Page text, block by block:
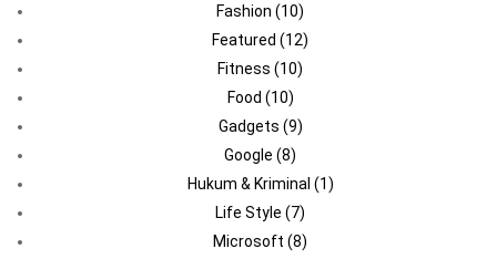
Fashion (10)
Featured (12)
Fitness (10)
Food (10)
Gadgets (9)
Google (8)
Hukum & Kriminal (1)
Life Style (7)
Microsoft (8)